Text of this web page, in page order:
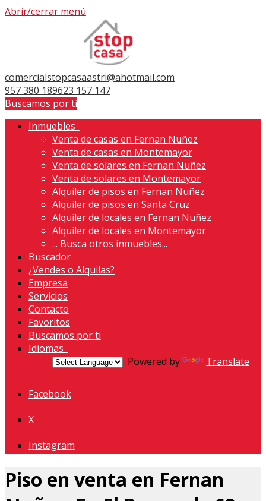
Abrir/cerrar menú
comercialstopcasaastri@ahotmail.com
957 380 189623 157 147
Buscamos por ti
Inmuebles
Venta de casas en Fernan Nuñez
Venta de casas en Montemayor
Venta de solares en Fernan Nuñez
Venta de solares en Montemayor
Alquiler de pisos en Fernan Nuñez
Alquiler de pisos en Santa Cruz
Alquiler de locales en Fernan Nuñez
Alquiler de locales en Montemayor
... Busca otros inmuebles...
Buscador
¿Vendes o Alquilas?
Empresa
Servicios
Contacto
Favoritos
Buscamos por ti
Idiomas
Powered by
Translate
Facebook
X
Instagram
Piso en venta en Fernan